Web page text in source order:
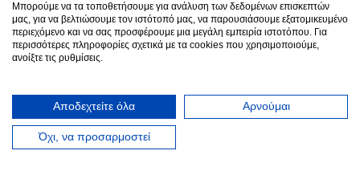
Μπορούμε να τα τοποθετήσουμε για ανάλυση των δεδομένων επισκεπτών
μας, για να βελτιώσουμε τον ιστότοπό μας, να παρουσιάσουμε εξατομικευμένο
περιεχόμενο και να σας προσφέρουμε μια μεγάλη εμπειρία ιστοτόπου. Για
περισσότερες πληροφορίες σχετικά με τα cookies που χρησιμοποιούμε,
ανοίξτε τις ρυθμίσεις.
Αποδεχτείτε όλα Αρνούμαι
Όχι, να προσαρμοστεί